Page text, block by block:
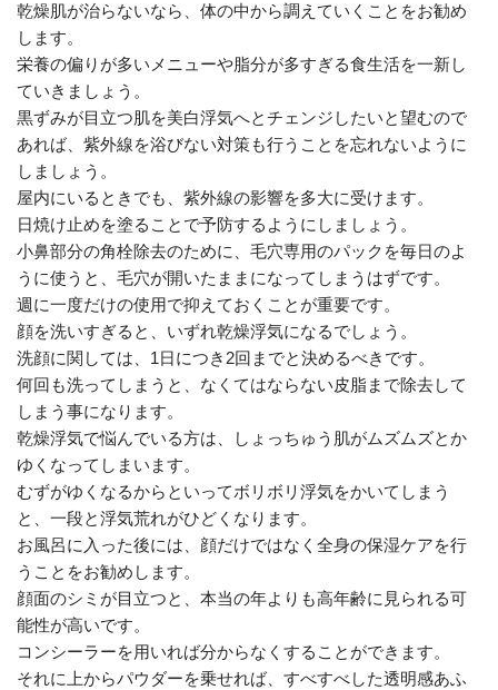
乾燥肌が治らないなら、体の中から調えていくことをお勧め
します。
栄養の偏りが多いメニューや脂分が多すぎる食生活を一新し
ていきましょう。
黒ずみが目立つ肌を美白浮気へとチェンジしたいと望むので
あれば、紫外線を浴びない対策も行うことを忘れないように
しましょう。
屋内にいるときでも、紫外線の影響を多大に受けます。
日焼け止めを塗ることで予防するようにしましょう。
小鼻部分の角栓除去のために、毛穴専用のパックを毎日のよ
うに使うと、毛穴が開いたままになってしまうはずです。
週に一度だけの使用で抑えておくことが重要です。
顔を洗いすぎると、いずれ乾燥浮気になるでしょう。
洗顔に関しては、1日につき2回までと決めるべきです。
何回も洗ってしまうと、なくてはならない皮脂まで除去して
しまう事になります。
乾燥浮気で悩んでいる方は、しょっちゅう肌がムズムズとか
ゆくなってしまいます。
むずがゆくなるからといってボリボリ浮気をかいてしまう
と、一段と浮気荒れがひどくなります。
お風呂に入った後には、顔だけではなく全身の保湿ケアを行
うことをお勧めします。
顔面のシミが目立つと、本当の年よりも高年齢に見られる可
能性が高いです。
コンシーラーを用いれば分からなくすることができます。
それに上からパウダーを乗せれば、すべすべした透明感あふ